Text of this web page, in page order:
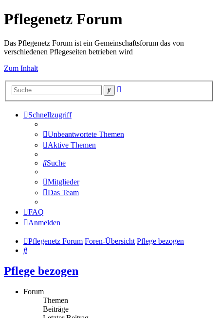
Pflegenetz Forum
Das Pflegenetz Forum ist ein Gemeinschaftsforum das von
verschiedenen Pflegeseiten betrieben wird
Zum Inhalt
Suche
Schnellzugriff
Unbeantwortete Themen
Aktive Themen
Suche
Mitglieder
Das Team
FAQ
Anmelden
Pflegenetz Forum Foren-Übersicht Pflege bezogen
Suche
Pflege bezogen
Forum
Themen
Beiträge